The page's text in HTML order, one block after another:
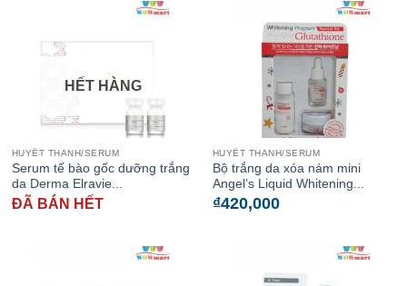
HẾT HÀNG
HUYẾT THANH/SERUM
Serum tế bào gốc dưỡng trắng
da Derma Elravie...
ĐÃ BÁN HẾT
HUYẾT THANH/SERUM
Bộ trắng da xóa nám mini
Angel’s Liquid Whitening...
₫420,000